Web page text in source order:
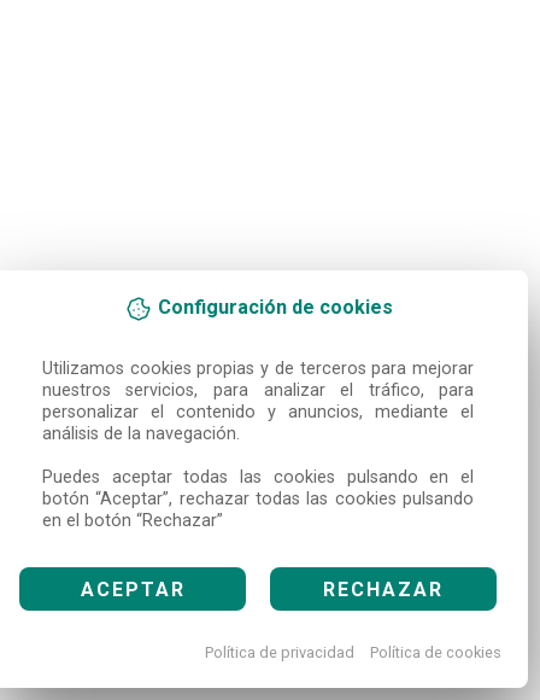
Configuración de cookies
Utilizamos cookies propias y de terceros para mejorar
nuestros servicios, para analizar el tráfico, para
personalizar el contenido y anuncios, mediante el
análisis de la navegación.
Puedes aceptar todas las cookies pulsando en el
botón “Aceptar”, rechazar todas las cookies pulsando
en el botón “Rechazar”
ACEPTAR RECHAZAR
Política de privacidad Política de cookies